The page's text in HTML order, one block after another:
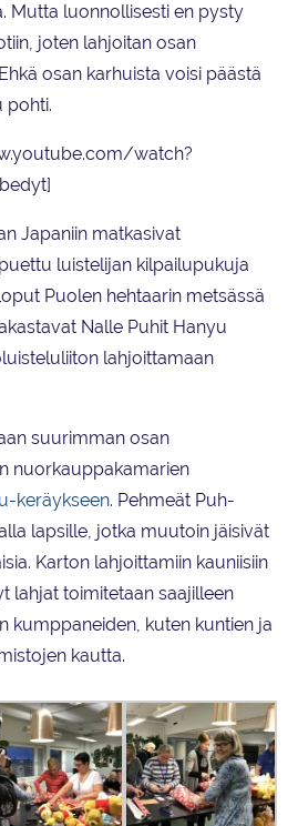
Mutta luonnollisesti en pysty
joten lahjoitan osan
osan karhuista voisi päästä
pohti.
watch?
Japaniin matkasivat
luistelijan kilpailupukuja
Puolen hehtaarin metsässä
Nalle Puhit Hanyu
lahjoittamaan
suurimman osan
nuorkauppakamarien
keräykseen. Pehmeät Puh-
lapsille, jotka muutoin jäisivät
Karton lahjoittamiin kauniisiin
lahjat toimitetaan saajilleen
kumppaneiden, kuten kuntien ja
kautta.